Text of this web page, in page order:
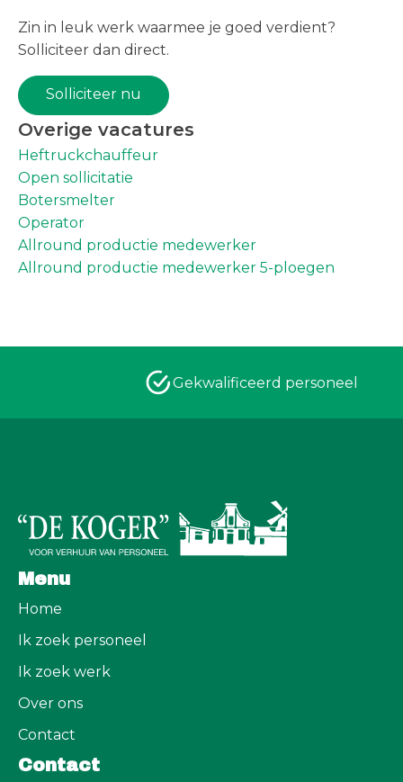
Overige vacatures
Heftruckchauffeur
Open sollicitatie
Botersmelter
Operator
Allround productie medewerker
Allround productie medewerker 5-ploegen
Zin in leuk werk waarmee je goed verdient?
Solliciteer dan direct.
Solliciteer nu
Gekwalificeerd personeel
Menu
Home
Ik zoek personeel
Ik zoek werk
Over ons
Contact
Contact